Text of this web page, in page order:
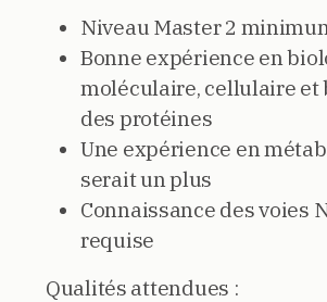
Niveau Master 2
Bonne expérience en
moléculaire, cellulaire et
des protéines
Une expérience en
serait un plus
Connaissance des voies
requise
Qualités attendues :